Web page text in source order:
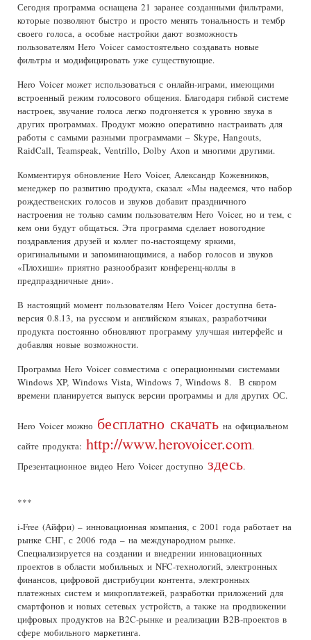
Сегодня программа оснащена 21 заранее созданными фильтрами,
которые позволяют быстро и просто менять тональность и тембр
своего голоса, а особые настройки дают возможность
пользователям Hero Voicer самостоятельно создавать новые
фильтры и модифицировать уже существующие.
Hero Voicer может использоваться с онлайн-играми, имеющими
встроенный режим голосового общения. Благодаря гибкой системе
настроек, звучание голоса легко подгоняется к уровню звука в
других программах. Продукт можно оперативно настраивать для
работы с самыми разными программами – Skype, Hangouts,
RaidCall, Teamspeak, Ventrillo, Dolby Axon и многими другими.
Комментируя обновление Hero Voicer, Александр Кожевников,
менеджер по развитию продукта, сказал: «Мы надеемся, что набор
рождественских голосов и звуков добавит праздничного
настроения не только самим пользователям Hero Voicer, но и тем, с
кем они будут общаться. Эта программа сделает новогодние
поздравления друзей и коллег по-настоящему яркими,
оригинальными и запоминающимися, а набор голосов и звуков
«Плохиши» приятно разнообразит конференц-коллы в
предпраздничные дни».
В настоящий момент пользователям Hero Voicer доступна бета-
версия 0.8.13, на русском и английском языках, разработчики
продукта постоянно обновляют программу улучшая интерфейс и
добавляя новые возможности.
Программа Hero Voicer совместима с операционными системами
Windows XP, Windows Vista, Windows 7, Windows 8. В скором
времени планируется выпуск версии программы и для других ОС.
Hero Voicer можно бесплатно скачать на официальном
сайте продукта: http://www.herovoicer.com.
Презентационное видео Hero Voicer доступно здесь.
***
i-Free (Айфри) – инновационная компания, с 2001 года работает на
рынке СНГ, с 2006 года – на международном рынке.
Специализируется на создании и внедрении инновационных
проектов в области мобильных и NFC-технологий, электронных
финансов, цифровой дистрибуции контента, электронных
платежных систем и микроплатежей, разработки приложений для
смартфонов и новых сетевых устройств, а также на продвижении
цифровых продуктов на B2C-рынке и реализации B2B-проектов в
сфере мобильного маркетинга.